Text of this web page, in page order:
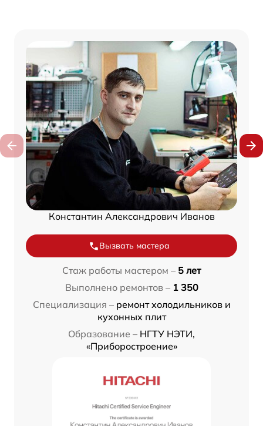
Константин Александрович Иванов
Вызвать мастера
Стаж работы мастером – 5 лет
Выполнено ремонтов – 1 350
Специализация – ремонт холодильников и
кухонных плит
Образование – НГТУ НЭТИ,
«Приборостроение»